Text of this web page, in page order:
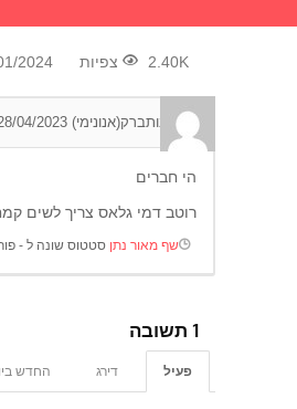
2.40K צפיות 2024
ברק(אנונימי) 04/2023 0 תגובות
הי חברים
רוטב דמי גלאס צריך לשים
שף מאור נתן סטטוס שונה ל -
1 תשובה
פעיל דירג החדש